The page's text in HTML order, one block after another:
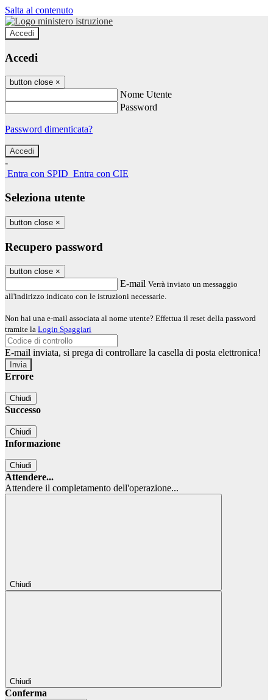
Salta al contenuto
Accedi
Accedi
button close ×
Nome Utente
Password
Password dimenticata?
-
Entra con SPID Entra con CIE
Seleziona utente
button close ×
Recupero password
button close ×
E-mail Verrà inviato un messaggio
all'indirizzo indicato con le istruzioni necessarie.
Non hai una e-mail associata al nome utente? Effettua il reset della password
tramite la Login Spaggiari
E-mail inviata, si prega di controllare la casella di posta elettronica!
Errore
Chiudi
Successo
Chiudi
Informazione
Chiudi
Attendere...
Attendere il completamento dell'operazione...
Chiudi
Chiudi
Conferma